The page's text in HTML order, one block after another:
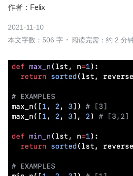
作者： Felix
2021-11-10
本文字数：506 字
阅读完需：约 2 分